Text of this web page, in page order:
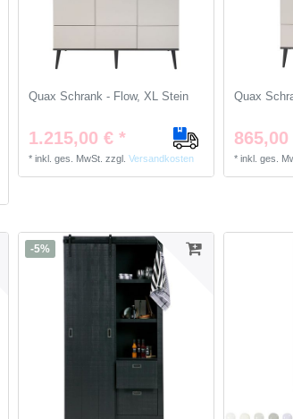
Quax Schrank - Flow, XL Stein
1.215,00 € *
*inkl. ges. MwSt. zzgl.Versandkosten
Quax
*inkl. ges.
-5%